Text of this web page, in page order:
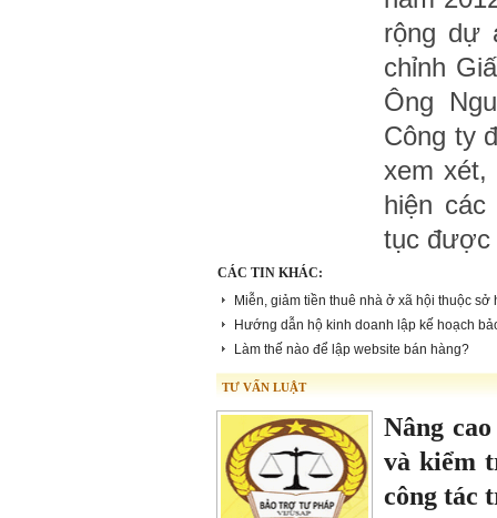
rộng dự
chỉnh
Ông
Công ty
xem xét,
hiện
tục được
CÁC TIN KHÁC:
Miễn, giảm tiền thuê nhà ở xã hội thuộc
Hướng dẫn hộ kinh doanh lập kế hoạch
Làm thế nào để lập website bán hàng?
TƯ VẤN LUẬT
Nâng
và kiểm
công tác